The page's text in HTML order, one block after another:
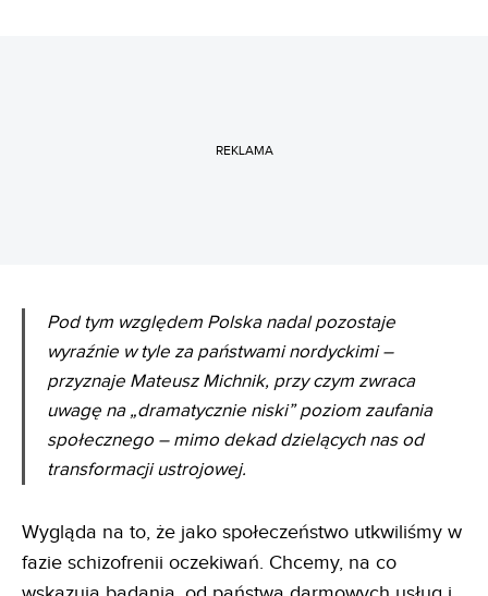
REKLAMA
Pod tym względem Polska nadal pozostaje
wyraźnie w tyle za państwami nordyckimi –
przyznaje Mateusz Michnik, przy czym zwraca
uwagę na „dramatycznie niski” poziom zaufania
społecznego – mimo dekad dzielących nas od
transformacji ustrojowej.
Wygląda na to, że jako społeczeństwo utkwiliśmy w
fazie schizofrenii oczekiwań. Chcemy, na co